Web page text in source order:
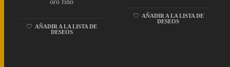
oro fino
AÑADIR A LA LISTA DE
DESEOS
AÑADIR A LA LISTA DE
DESEOS